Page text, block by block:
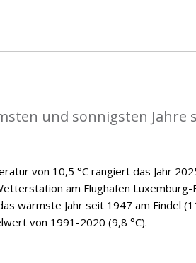
und sonnigsten Jahre
von 10,5 °C rangiert das Jahr
am Flughafen
wärmste Jahr seit 1947 am Findel
von 1991-2020 (9,8 °C).